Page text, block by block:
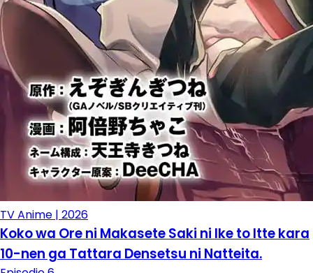
TV Anime | 2026
Koko wa Ore ni Makasete Saki ni Ike to Itte kara
10-nen ga Tattara Densetsu ni Natteita.